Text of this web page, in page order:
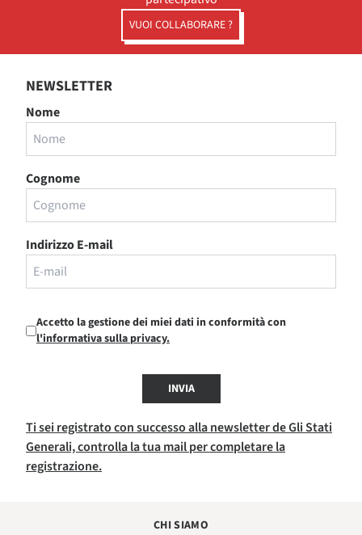
VUOI COLLABORARE ?
NEWSLETTER
Nome
Cognome
Indirizzo E-mail
Accetto la gestione dei miei dati in conformità con
l'informativa sulla privacy.
INVIA
Ti sei registrato con successo alla newsletter de Gli Stati
Generali, controlla la tua mail per completare la
registrazione.
CHI SIAMO